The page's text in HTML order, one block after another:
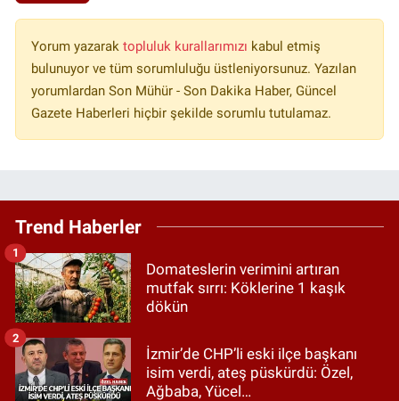
Yorum yazarak topluluk kurallarımızı kabul etmiş
bulunuyor ve tüm sorumluluğu üstleniyorsunuz. Yazılan
yorumlardan Son Mühür - Son Dakika Haber, Güncel
Gazete Haberleri hiçbir şekilde sorumlu tutulamaz.
Trend Haberler
Domateslerin verimini artıran
mutfak sırrı: Köklerine 1 kaşık
dökün
1
İzmir’de CHP’li eski ilçe başkanı
isim verdi, ateş püskürdü: Özel,
Ağbaba, Yücel…
2